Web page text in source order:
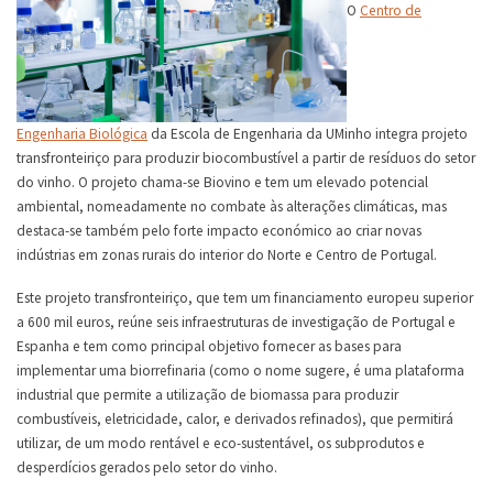
O Centro de
Engenharia Biológica da Escola de Engenharia da UMinho integra projeto
transfronteiriço para produzir biocombustível a partir de resíduos do setor
do vinho. O projeto chama-se Biovino e tem um elevado potencial
ambiental, nomeadamente no combate às alterações climáticas, mas
destaca-se também pelo forte impacto económico ao criar novas
indústrias em zonas rurais do interior do Norte e Centro de Portugal.
Este projeto transfronteiriço, que tem um financiamento europeu superior
a 600 mil euros, reúne seis infraestruturas de investigação de Portugal e
Espanha e tem como principal objetivo fornecer as bases para
implementar uma biorrefinaria (como o nome sugere, é uma plataforma
industrial que permite a utilização de biomassa para produzir
combustíveis, eletricidade, calor, e derivados refinados), que permitirá
utilizar, de um modo rentável e eco-sustentável, os subprodutos e
desperdícios gerados pelo setor do vinho.